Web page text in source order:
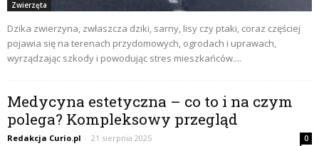
Zwierzęta
Dzika zwierzyna, zwłaszcza dziki, sarny, lisy czy ptaki, coraz częściej
pojawia się na terenach przydomowych, ogrodach i uprawach,
wyrządzając szkody i powodując stres mieszkańców....
Medycyna estetyczna – co to i na czym
polega? Kompleksowy przegląd
Redakcja Curio.pl - 21 sierpnia 2025 0